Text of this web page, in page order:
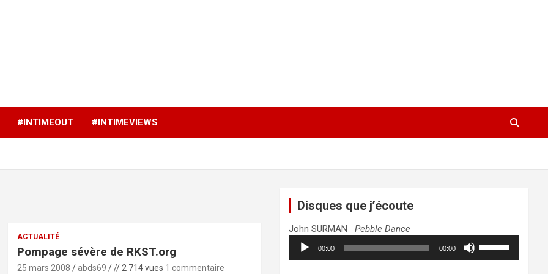
#INTIMEOUT #INTIMEVIEWS
ACTUALITÉ
Pompage sévère de RKST.org
25 mars 2008 abds69 // 2 714 vues 1 commentaire
Disques que j’écoute
John SURMANPebble Dance
Lecteur
audio
00:00 00:00